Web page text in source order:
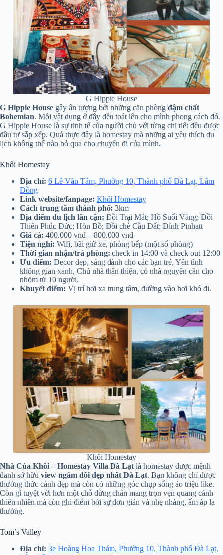
G Hippie House
G Hippie House gây ấn tượng bởi những căn phòng đậm chất
Bohemian. Mỗi vật dụng ở đây đều toát lên cho mình phong cách đó.
G Hippie House là sự tinh tế của người chủ với từng chi tiết đều được
đầu tư sắp xếp. Quả thực đây là homestay mà những ai yêu thích du
lịch không thể nào bỏ qua cho chuyến đi của mình.
Khôi Homestay
Địa chỉ: 6 Lê Văn Tám, Phường 10, Thành phố Đà Lạt, Lâm
Đồng
Link website/fanpage: Khôi Homestay
Cách trung tâm thành phố: 3km
Địa điểm du lịch lân cận: Đồi Trại Mát; Hồ Suối Vàng; Đồi
Thiên Phúc Đức; Hòn Bồ; Đồi chè Cầu Đất; Đỉnh Pinhatt
Giá cả: 400.000 vnđ – 800.000 vnđ
Tiện nghi: Wifi, bãi giữ xe, phòng bếp (một số phòng)
Thời gian nhận/trả phòng: check in 14:00 và check out 12:00
Ưu điểm: Decor đẹp, sáng dành cho các bạn trẻ, Yên tĩnh
không gian xanh, Chủ nhà thân thiện, có nhà nguyên căn cho
nhóm từ 10 người.
Khuyết điểm: Vị trí hơi xa trung tâm, đường vào hơi khó đi.
Khôi Homestay
Nhà Của Khôi – Homestay Villa Đà Lạt là homestay được mệnh
danh sở hữu view ngắm đồi đẹp nhất Đà Lạt. Bạn không chỉ được
thưởng thức cảnh đẹp mà còn có những góc chụp sống ảo triệu like.
Còn gì tuyệt vời hơn một chỗ dừng chân mang trọn vẹn quang cảnh
thiên nhiên mà còn ghi điểm bởi sự đơn giản và nhẹ nhàng, ấm áp lạ
thường.
Tom’s Valley
Địa chỉ: 3e Hoàng Hoa Thám, Phường 10, Thành phố Đà Lạt,